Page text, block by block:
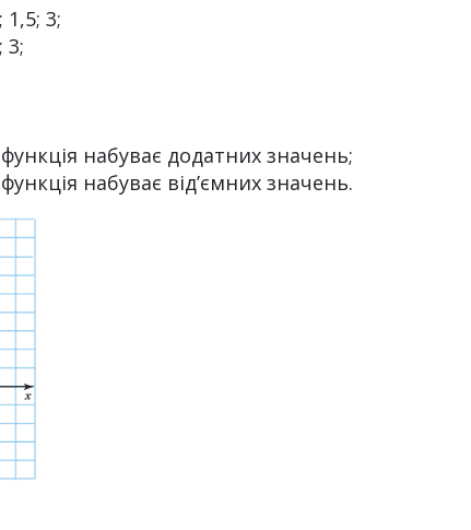
3;
3;
набуває додатних значень;
набуває від’ємних значень.